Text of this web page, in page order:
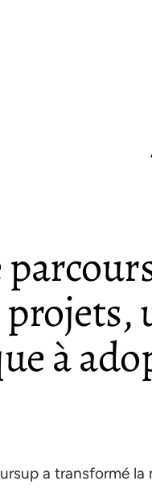
à
a transformé